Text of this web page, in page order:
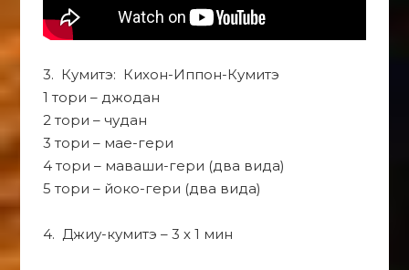
3. Кумитэ: Кихон-Иппон-Кумитэ
1 тори – джодан
2 тори – чудан
3 тори – мае-гери
4 тори – маваши-гери (два вида)
5 тори – йоко-гери (два вида)
4. Джиу-кумитэ – 3 х 1 мин